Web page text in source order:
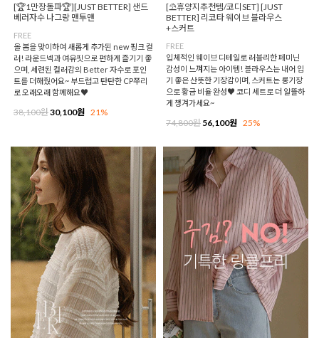
[🏆1만장돌파🏆][JUST BETTER] 샌드
베러자수 나그랑 맨투맨
FREE
올 봄을 맞이하여 새롭게 추가된 new 핑크 컬
러! 라운드넥과 여유핏으로 편하게 즐기기 좋
으며, 세련된 컬러감의 Better 자수로 포인
트를 더해줬어요~ 부드럽고 탄탄한 CP쭈리
로 오래오래 함께해요♥
38,100원30,100원 21%
[⛱️휴양지추천템/코디SET] [JUST
BETTER] 리코타 웨이브 블라우스
+스커트
FREE
입체적인 웨이브 디테일로 러블리한 페미닌
감성이 느껴지는 아이템! 블라우스는 내어 입
기 좋은 산뜻한 기장감이며, 스커트는 롱기장
으로 황금 비율 완성♥ 코디 세트로 더 알뜰하
게 챙겨가세요~
74,800원 56,100원 25%